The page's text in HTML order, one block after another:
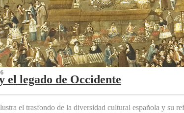
el legado de Occidente
el trasfondo de la diversidad cultural española y su